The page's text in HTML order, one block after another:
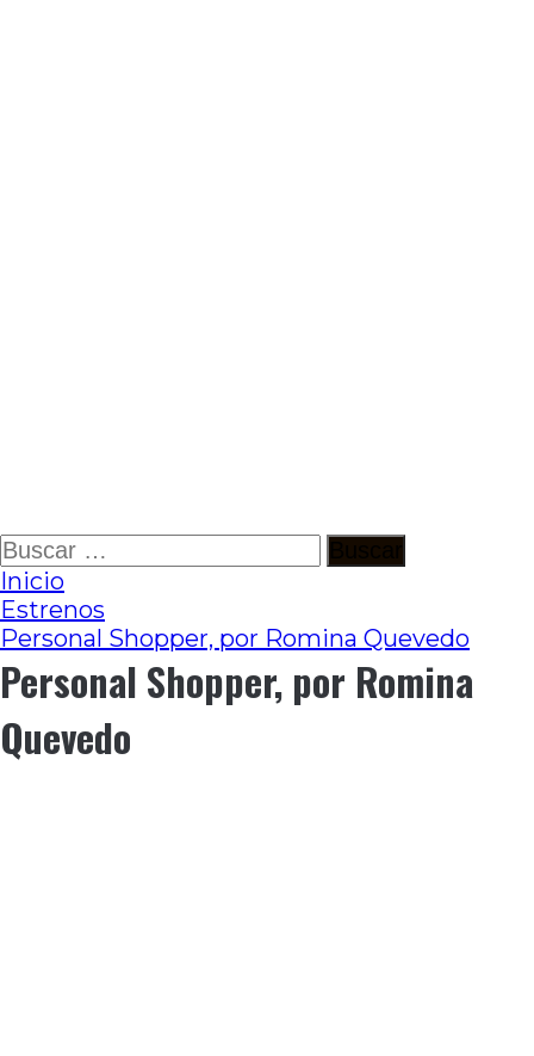
Ir
al
contenido
Buscar:
Inicio
Estrenos
Personal Shopper, por Romina Quevedo
Personal Shopper, por Romina
Quevedo